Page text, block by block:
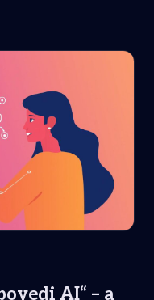
AI“ – a